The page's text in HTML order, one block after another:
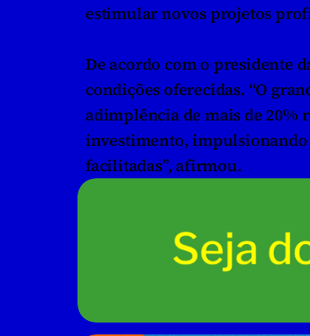
estimular novos projetos
De acordo com o presidente
condições oferecidas. “O
adimplência de mais de 20%
investimento, impulsionando
facilitadas”, afirmou.